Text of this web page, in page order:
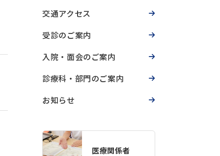
交通アクセス
受診のご案内
入院・面会のご案内
診療科・部門のご案内
お知らせ
医療関係者